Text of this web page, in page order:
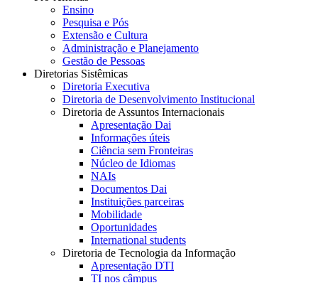
Ensino
Pesquisa e Pós
Extensão e Cultura
Administração e Planejamento
Gestão de Pessoas
Diretorias Sistêmicas
Diretoria Executiva
Diretoria de Desenvolvimento Institucional
Diretoria de Assuntos Internacionais
Apresentação Dai
Informações úteis
Ciência sem Fronteiras
Núcleo de Idiomas
NAIs
Documentos Dai
Instituições parceiras
Mobilidade
Oportunidades
International students
Diretoria de Tecnologia da Informação
Apresentação DTI
TI nos câmpus